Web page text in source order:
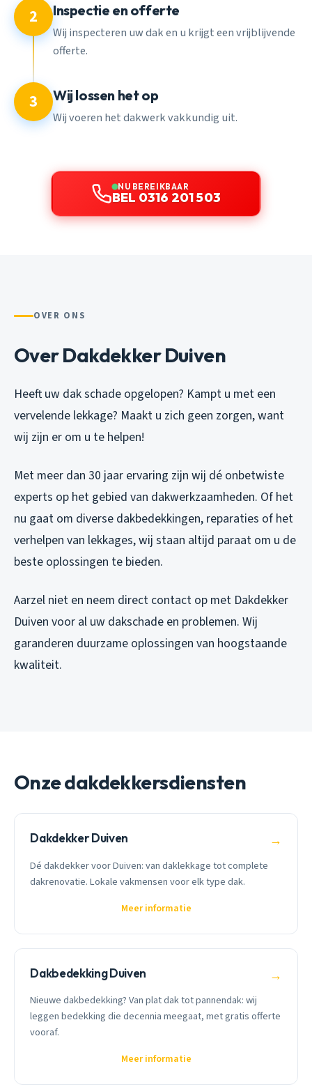
2 Inspectie en offerte
Wij inspecteren uw dak en u krijgt een vrijblijvende
offerte.
3 Wij lossen het op
Wij voeren het dakwerk vakkundig uit.
NU BEREIKBAAR
BEL 0316 201 503
OVER ONS
Over Dakdekker Duiven
Heeft uw dak schade opgelopen? Kampt u met een
vervelende lekkage? Maakt u zich geen zorgen, want
wij zijn er om u te helpen!
Met meer dan 30 jaar ervaring zijn wij dé onbetwiste
experts op het gebied van dakwerkzaamheden. Of het
nu gaat om diverse dakbedekkingen, reparaties of het
verhelpen van lekkages, wij staan altijd paraat om u de
beste oplossingen te bieden.
Aarzel niet en neem direct contact op met Dakdekker
Duiven voor al uw dakschade en problemen. Wij
garanderen duurzame oplossingen van hoogstaande
kwaliteit.
Onze dakdekkersdiensten
Dakdekker Duiven →
Dé dakdekker voor Duiven: van daklekkage tot complete
dakrenovatie. Lokale vakmensen voor elk type dak.
Meer informatie
Dakbedekking Duiven →
Nieuwe dakbedekking? Van plat dak tot pannendak: wij
leggen bedekking die decennia meegaat, met gratis offerte
vooraf.
Meer informatie